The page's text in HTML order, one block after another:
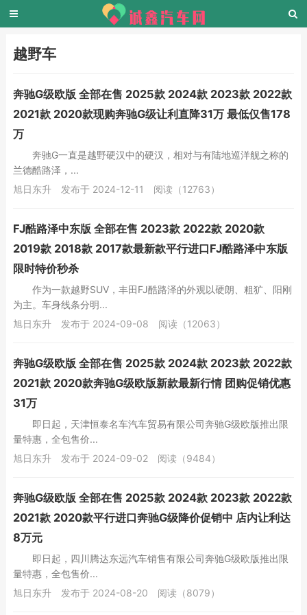
越野车
奔驰G级欧版 全部在售 2025款 2024款 2023款 2022款
2021款 2020款现购奔驰G级让利直降31万 最低仅售178
万
奔驰G一直是越野硬汉中的硬汉，相对与有陆地巡洋舰之称的
兰德酷路泽，...
旭日东升
发布于 2024-12-11 阅读（12763）
FJ酷路泽中东版 全部在售 2023款 2022款 2020款
2019款 2018款 2017款最新款平行进口FJ酷路泽中东版
限时特价秒杀
作为一款越野SUV，丰田FJ酷路泽的外观以硬朗、粗犷、阳刚
为主。车身线条分明...
旭日东升
发布于 2024-09-08 阅读（12063）
奔驰G级欧版 全部在售 2025款 2024款 2023款 2022款
2021款 2020款奔驰G级欧版新款最新行情 团购促销优惠
31万
即日起，天津恒泰名车汽车贸易有限公司奔驰G级欧版推出限
量特惠，全包售价...
旭日东升
发布于 2024-09-02 阅读（9484）
奔驰G级欧版 全部在售 2025款 2024款 2023款 2022款
2021款 2020款平行进口奔驰G级降价促销中 店内让利达
8万元
即日起，四川腾达东远汽车销售有限公司奔驰G级欧版推出限
量特惠，全包售价...
旭日东升
发布于 2024-08-20 阅读（8079）